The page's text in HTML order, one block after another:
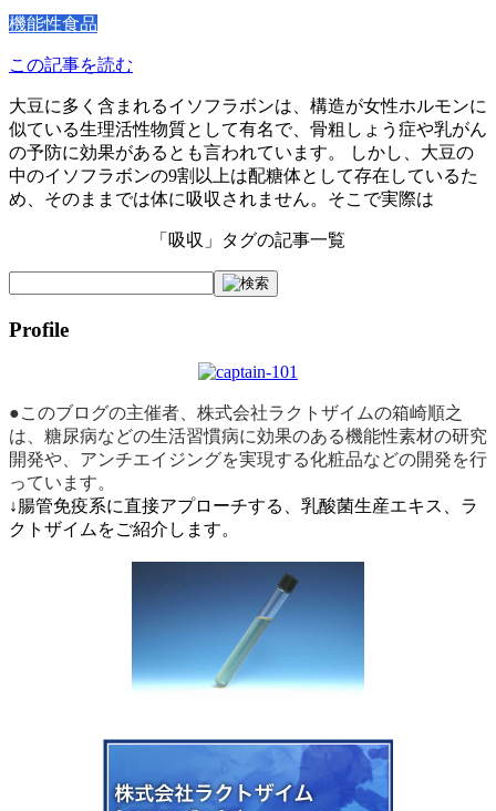
機能性食品
この記事を読む
大豆に多く含まれるイソフラボンは、構造が女性ホルモンに
似ている生理活性物質として有名で、骨粗しょう症や乳がん
の予防に効果があるとも言われています。 しかし、大豆の
中のイソフラボンの9割以上は配糖体として存在しているた
め、そのままでは体に吸収されません。そこで実際は
「吸収」タグの記事一覧
Profile
●このブログの主催者、株式会社ラクトザイムの箱崎順之
は、糖尿病などの生活習慣病に効果のある機能性素材の研究
開発や、アンチエイジングを実現する化粧品などの開発を行
っています。
↓腸管免疫系に直接アプローチする、乳酸菌生産エキス、ラ
クトザイムをご紹介します。